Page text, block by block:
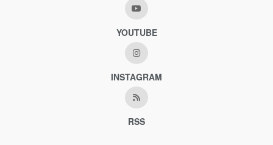
YOUTUBE
INSTAGRAM
RSS